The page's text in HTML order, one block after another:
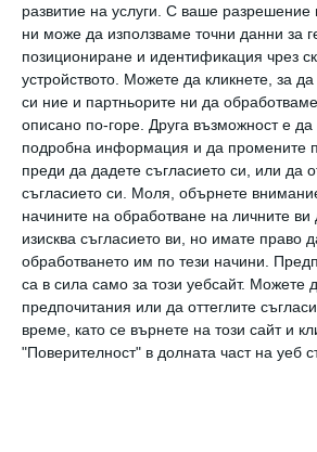
развитие на услуги. С ваше разрешение
ни може да използваме точни данни за
позициониране и идентификация чрез
устройството. Можете да кликнете, за
си ние и партньорите ни да
описано по-горе. Друга възможност е да
подробна информация и да промените
преди да дадете съгласието си, или да
съгласието си.
Моля, обърнете
начините на обработване на личните
изисква съгласието ви, но имате право
обработването им по тези начини.
са в сила само за този уебсайт. Можете
предпочитания или да оттеглите
време, като се върнете на този сайт и
"Поверителност" в долната част на уеб
Имената на трите
бъдат обявени на 25 ноември
официалната церемония по
От тази година проектите
получат още по-значима
в размер на7000 евро за всяка
насърчаване на тяхното
България.
Националната програма „За
науката“ в България се